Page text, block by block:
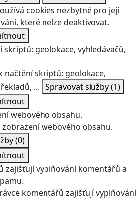
cookies nezbytné pro její
které nelze deaktivovat.
skriptů: geolokace, vyhledávačů,
načtění skriptů: geolokace,
... Spravovat služby(1)
webového obsahu.
zobrazení webového obsahu.
(0)
zajišťují vyplňování komentářů a
komentářů zajišťují vyplňování